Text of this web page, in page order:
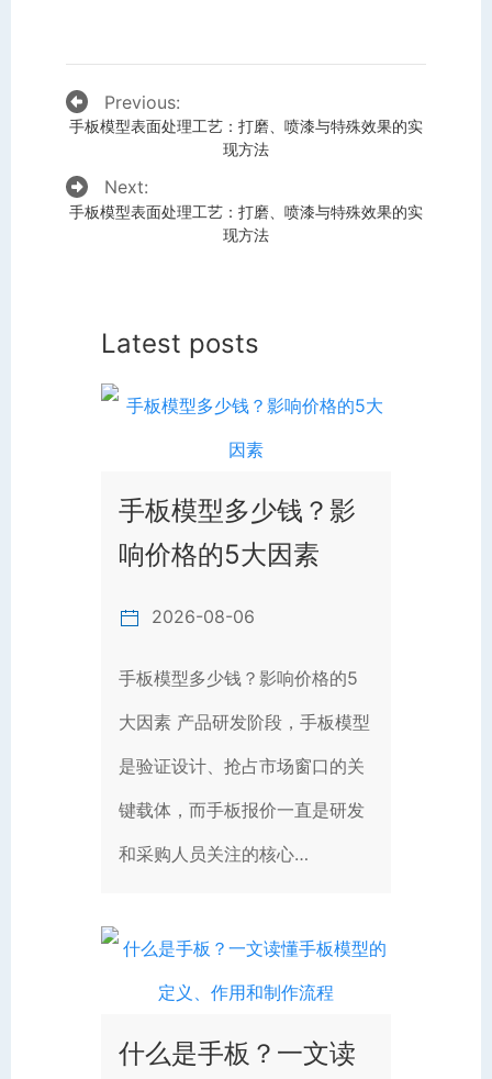
Previous:
手板模型表面处理工艺：打磨、喷漆与特殊效果的实
现方法
Next:
手板模型表面处理工艺：打磨、喷漆与特殊效果的实
现方法
Latest posts
手板模型多少钱？影
响价格的5大因素
2026-08-06
手板模型多少钱？影响价格的5
大因素 产品研发阶段，手板模型
是验证设计、抢占市场窗口的关
键载体，而手板报价一直是研发
和采购人员关注的核心…
什么是手板？一文读